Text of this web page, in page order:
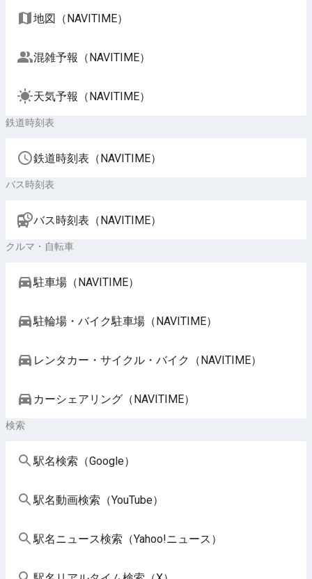
地図（NAVITIME）
混雑予報（NAVITIME）
天気予報（NAVITIME）
鉄道時刻表
鉄道時刻表（NAVITIME）
バス時刻表
バス時刻表（NAVITIME）
クルマ・自転車
駐車場（NAVITIME）
駐輪場・バイク駐車場（NAVITIME）
レンタカー・サイクル・バイク（NAVITIME）
カーシェアリング（NAVITIME）
検索
駅名検索（Google）
駅名動画検索（YouTube）
駅名ニュース検索（Yahoo!ニュース）